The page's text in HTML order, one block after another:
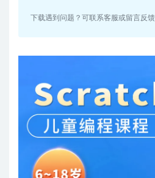
下载遇到问题？可联系客服或留言反馈